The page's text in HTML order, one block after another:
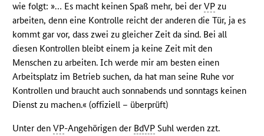
wie folgt: »… Es macht keinen Spaß mehr, bei derVP zu
arbeiten, denn eine Kontrolle reicht der anderen die Tür, ja es
kommt gar vor, dass zwei zu gleicher Zeit da sind. Bei all
diesen Kontrollen bleibt einem ja keine Zeit mit den
Menschen zu arbeiten. Ich werde mir am besten einen
Arbeitsplatz im Betrieb suchen, da hat man seine Ruhe vor
Kontrollen und braucht auch sonnabends und sonntags keinen
Dienst zu machen.« (offiziell – überprüft)
Unter denVP-Angehörigen der BdVP Suhl werden zzt.